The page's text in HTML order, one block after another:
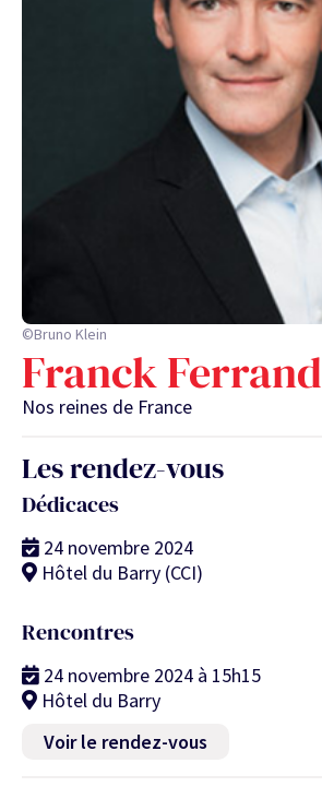
©Bruno Klein
Franck Ferrand
Nos reines de France
Les rendez-vous
Dédicaces
24 novembre 2024
Hôtel du Barry (CCI)
Rencontres
24 novembre 2024 à 15h15
Hôtel du Barry
Voir le rendez-vous